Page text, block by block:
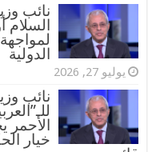
نائب
السلام
الدولية
يوليو 27, 2026
نائب
الأحمر
خيار